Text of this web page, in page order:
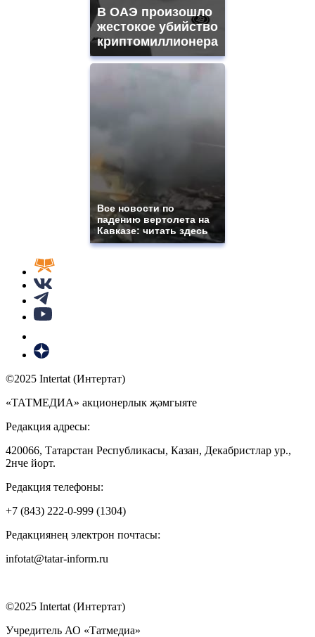
В ОАЭ произошло
жестокое убийство
криптомиллионера
Все новости по
падению вертолета на
Кавказе: читать здесь
©2025 Intertat (Интертат)
«ТАТМЕДИА» акционерлык җәмгыяте
Редакция адресы:
420066, Татарстан Республикасы, Казан, Декабристлар ур.,
2нче йорт.
Редакция телефоны:
+7 (843) 222-0-999 (1304)
Редакциянең электрон почтасы:
infotat@tatar-inform.ru
©2025 Intertat (Интертат)
Учредитель АО «Татмедиа»